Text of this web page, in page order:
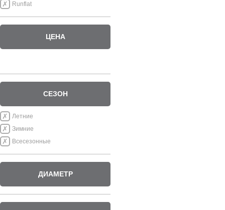
Runflat
ЦЕНА
СЕЗОН
Летние
Зимние
Всесезонные
ДИАМЕТР